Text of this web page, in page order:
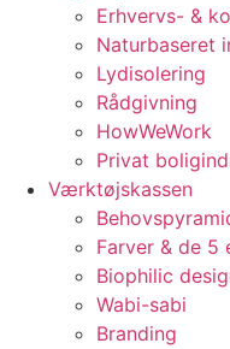
Erhvervs- &
Naturbaseret
Lydisolering
Rådgivning
HowWeWork
Privat
Værktøjskassen
Farver & de 5
Biophilic
Wabi-sabi
Branding